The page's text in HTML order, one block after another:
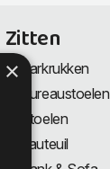
Zitten
Barkrukken
Bureaustoelen
Stoelen
Fauteuil
×